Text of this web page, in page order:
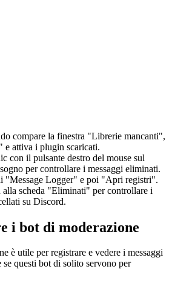
compare la finestra "Librerie mancanti",
e attiva i plugin scaricati.
con il pulsante destro del mouse sul
per controllare i messaggi eliminati.
"Message Logger" e poi "Apri registri".
alla scheda "Eliminati" per controllare i
su Discord.
i bot di moderazione
è utile per registrare e vedere i messaggi
questi bot di solito servono per